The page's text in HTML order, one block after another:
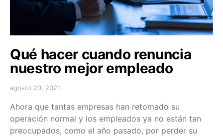
Qué hacer cuando renuncia
nuestro mejor empleado
agosto 20, 2021
Ahora que tantas empresas han retomado su
operación normal y los empleados ya no están tan
preocupados, como el año pasado, por perder su